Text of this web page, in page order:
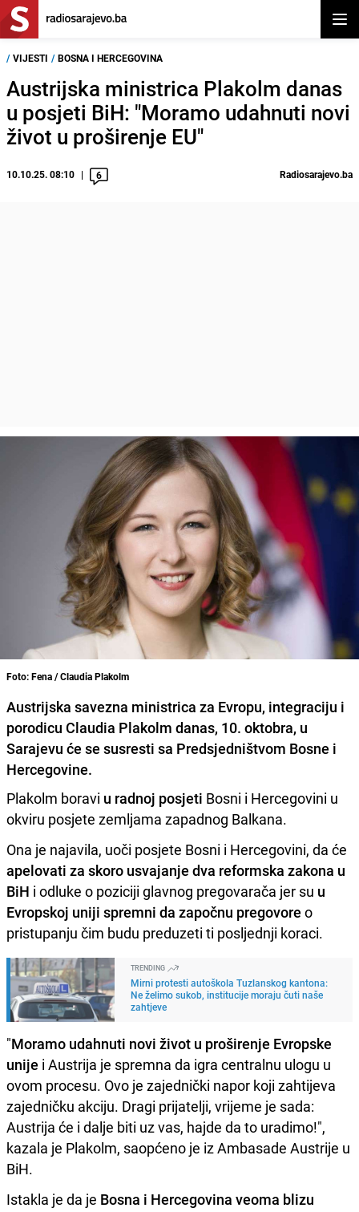
/ VIJESTI / BOSNA I HERCEGOVINA
Austrijska ministrica Plakolm danas
u posjeti BiH: "Moramo udahnuti novi
život u proširenje EU"
10.10.25. 08:10 6 Radiosarajevo.ba
Foto: Fena / Claudia Plakolm
Austrijska savezna ministrica za Evropu, integraciju i
porodicu Claudia Plakolm danas, 10. oktobra, u
Sarajevu će se susresti sa Predsjedništvom Bosne i
Hercegovine.
Plakolm boravi u radnoj posjeti Bosni i Hercegovini u
okviru posjete zemljama zapadnog Balkana.
Ona je najavila, uoči posjete Bosni i Hercegovini, da će
apelovati za skoro usvajanje dva reformska zakona u
BiH i odluke o poziciji glavnog pregovarača jer su u
Evropskoj uniji spremni da započnu pregovore o
pristupanju čim budu preduzeti ti posljednji koraci.
TRENDING
Mirni protesti autoškola Tuzlanskog kantona:
Ne želimo sukob, institucije moraju čuti naše
zahtjeve
"Moramo udahnuti novi život u proširenje Evropske
unije i Austrija je spremna da igra centralnu ulogu u
ovom procesu. Ovo je zajednički napor koji zahtijeva
zajedničku akciju. Dragi prijatelji, vrijeme je sada:
Austrija će i dalje biti uz vas, hajde da to uradimo!",
kazala je Plakolm, saopćeno je iz Ambasade Austrije u
BiH.
Istakla je da je Bosna i Hercegovina veoma blizu